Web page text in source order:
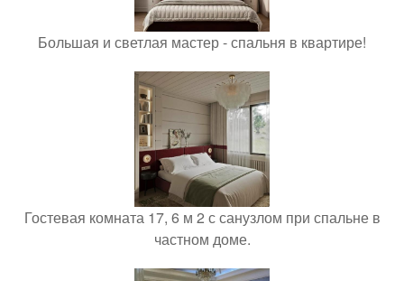
Большая и светлая мастер - спальня в квартире!
Гостевая комната 17, 6 м 2 с санузлом при спальне в
частном доме.